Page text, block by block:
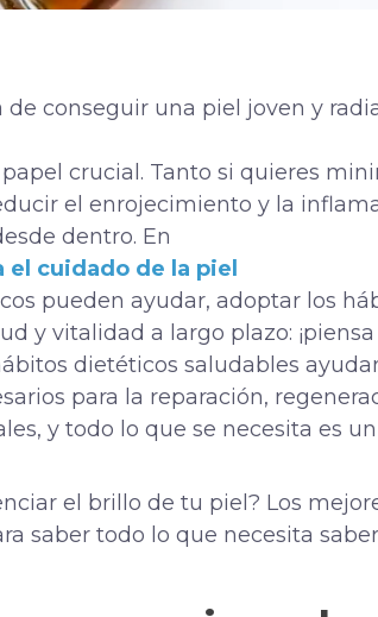
de conseguir una piel joven y
crucial. Tanto si quieres
el enrojecimiento y la
dentro. En
el cuidado de la piel
pueden ayudar, adoptar los
y vitalidad a largo plazo:
dietéticos saludables
para la reparación,
y todo lo que se necesita es
el brillo de tu piel? Los
saber todo lo que necesita